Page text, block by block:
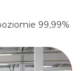
99,99%